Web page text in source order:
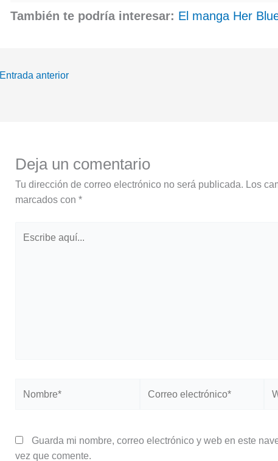
También te podría interesar: El manga Her
Entrada anterior
Deja un comentario
Tu dirección de correo electrónico no será publicada. Los
marcados con *
aquí...
electrónico*
Guarda mi nombre, correo electrónico y web en este
vez que comente.